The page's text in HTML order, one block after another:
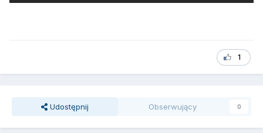
1
Udostępnij Obserwujący 0